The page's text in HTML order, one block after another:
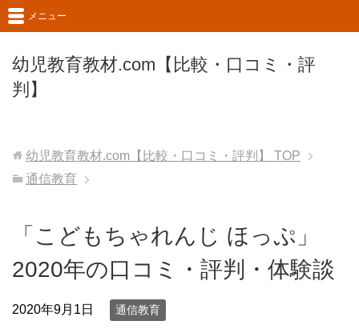
幼児教育教材.com【比較・口コミ・評
判】
メニュー
幼児教育教材.com【比較・口コミ・評判】
TOP
通信教育
「こどもちゃれんじ ほっぷ」
2020年の口コミ・評判・体験談
2020年9月1日 通信教育